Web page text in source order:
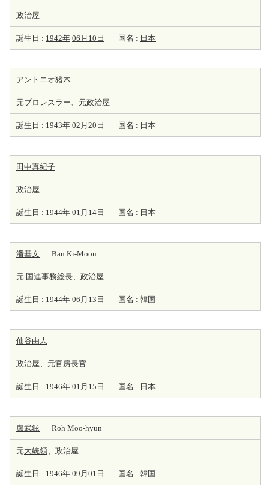
政治屋
誕生日 : 1942年 06月10日 国名 : 日本
アントニオ猪木
元プロレスラー、元政治屋
誕生日 : 1943年 02月20日 国名 : 日本
田中真紀子
政治屋
誕生日 : 1944年 01月14日 国名 : 日本
潘基文 Ban Ki-Moon
元 国連事務総長、政治屋
誕生日 : 1944年 06月13日 国名 : 韓国
仙谷由人
政治屋、元官房長官
誕生日 : 1946年 01月15日 国名 : 日本
盧武鉉 Roh Moo-hyun
元大統領、政治屋
誕生日 : 1946年 09月01日 国名 : 韓国